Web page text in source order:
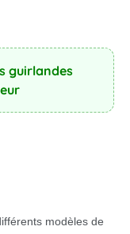
guirlandes
modèles de